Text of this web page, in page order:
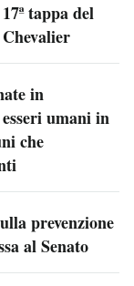
tappa del
in
umani in
che
prevenzione
al Senato